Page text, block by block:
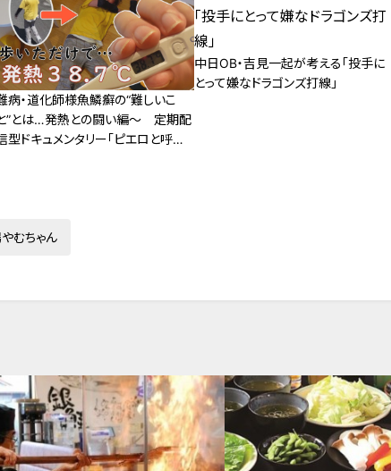
病・道化師様魚鱗癬の“難しいこ
”とは…発熱との闘い編～ 定期配
型ドキュメンタリー「ピエロと呼ば
中日OB・吉見一起が考える「投手に
とって嫌なドラゴンズ打線」
むちゃん